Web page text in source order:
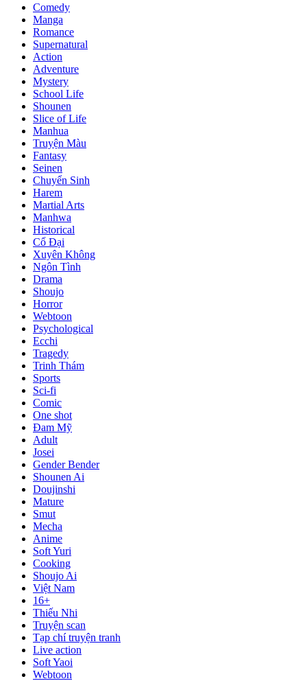
Comedy
Manga
Romance
Supernatural
Action
Adventure
Mystery
School Life
Shounen
Slice of Life
Manhua
Truyện Màu
Fantasy
Seinen
Chuyển Sinh
Harem
Martial Arts
Manhwa
Historical
Cổ Đại
Xuyên Không
Ngôn Tình
Drama
Shoujo
Horror
Webtoon
Psychological
Ecchi
Tragedy
Trinh Thám
Sports
Sci-fi
Comic
One shot
Đam Mỹ
Adult
Josei
Gender Bender
Shounen Ai
Doujinshi
Mature
Smut
Mecha
Anime
Soft Yuri
Cooking
Shoujo Ai
Việt Nam
16+
Thiếu Nhi
Truyện scan
Tạp chí truyện tranh
Live action
Soft Yaoi
Webtoon